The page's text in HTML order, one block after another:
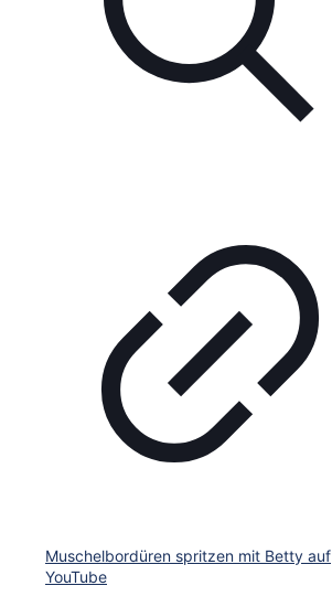
Muschelbordüren spritzen mit Betty auf
YouTube